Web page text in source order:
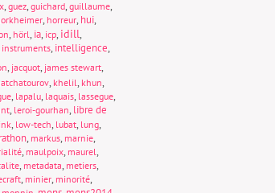
, guez, guichard, guillaume,
, horreur, hui,
, hörl, ia, icp, idill,
instruments, intelligence,
, jacquot, james stewart,
, khelil, khun,
, lapalu, laquais, lassegue,
, leroi-gourhan, libre de
, low-tech, lubat, lung,
, markus, marnie,
, maulpoix, maurel,
, metadata, metiers,
, minier, minorité,